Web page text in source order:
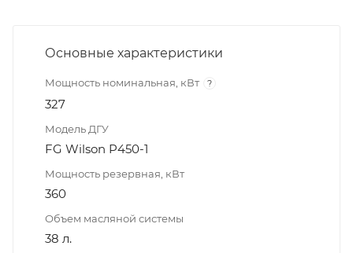
Основные характеристики
Мощность номинальная, кВт ?
327
Модель ДГУ
FG Wilson P450-1
Мощность резервная, кВт
360
Объем масляной системы
38 л.